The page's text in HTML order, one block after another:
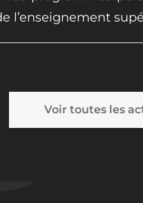
l’enseignement
Voir toutes les